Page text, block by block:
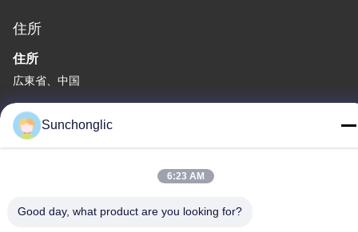
住所
住所
広東省、中国
Tel
86--13711271181
Sunchonglic
6:23 AM
Good day, what product are you looking for?